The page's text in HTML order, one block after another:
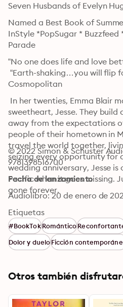
Seven Husbands of Evelyn
Named a Best Book of
InStyle *PopSugar * Buzzfeed
Parade
“No one does life and love
“Earth-shaking…you will flip
Cosmopolitan
In her twenties, Emma Blair
sweetheart, Jesse. They
away from the expectations
people of their hometown in
travel the world together,
seizing every opportunity for
wedding anniversary, Jesse
Pacific when it goes missing.
gone forever.
Emma quits her job and
put her life back together.
thirties, Emma runs into an
herself falling in love again.
he’s been trying all these
out who she is and what she
© 2022 Simon & Schuster
9781398516700
Fecha de lanzamiento
Audiolibro: 20 de enero de
Etiquetas
#BookTokRomántico
Dolor y dueloFicción
Otros también